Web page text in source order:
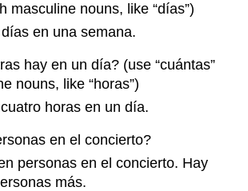
masculine nouns, like “días”)
en una semana.
hay en un día? (use “cuántas”
nouns, like “horas”)
horas en un día.
en el concierto?
personas en el concierto. Hay
más.